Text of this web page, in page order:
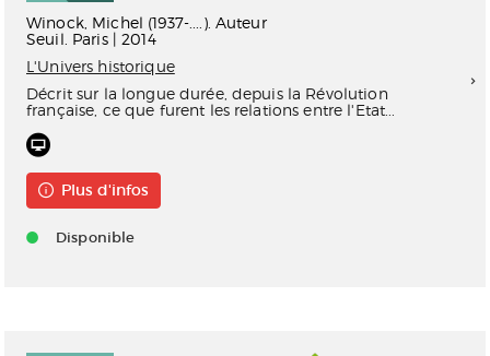
Winock, Michel (1937-....). Auteur
Seuil. Paris | 2014
L'Univers historique
Décrit sur la longue durée, depuis la Révolution
française, ce que furent les relations entre l'Etat...
Plus d'infos
Disponible